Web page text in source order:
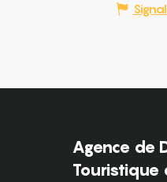
Agence de
Touristique